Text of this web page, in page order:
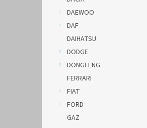
DAEWOO
DAF
DAIHATSU
DODGE
DONGFENG
FERRARI
FIAT
FORD
GAZ